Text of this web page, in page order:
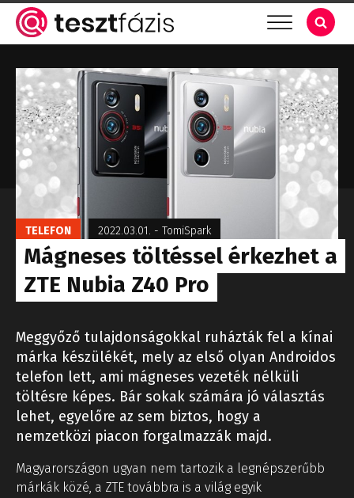
TELEFON 2022.03.01. - TomiSpark
Mágneses töltéssel érkezhet a
ZTE Nubia Z40 Pro
Meggyőző tulajdonságokkal ruházták fel a kínai
márka készülékét, mely az első olyan Androidos
telefon lett, ami mágneses vezeték nélküli
töltésre képes. Bár sokak számára jó választás
lehet, egyelőre az sem biztos, hogy a
nemzetközi piacon forgalmazzák majd.
Magyarországon ugyan nem tartozik a legnépszerűbb
márkák közé, a ZTE továbbra is a világ egyik